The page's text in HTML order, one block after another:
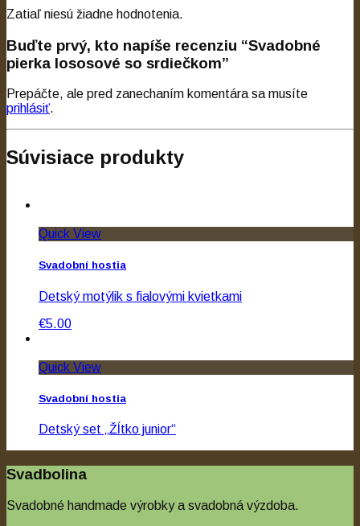
Zatiaľ niesú žiadne hodnotenia.
Buďte prvý, kto napíše recenziu “Svadobné
pierka lososové so srdiečkom”
Prepáčte, ale pred zanechaním komentára sa musíte
prihlásiť.
Súvisiace produkty
Quick View
Svadobní hostia
Detský motýlik s fialovými kvietkami
€5.00
Quick View
Svadobní hostia
Detský set „Žĺtko junior“
Svadbolina
Svadobné handmade výrobky a svadobná výzdoba.